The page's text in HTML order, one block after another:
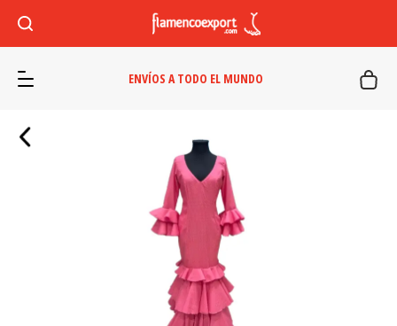
ENVÍOS A TODO EL MUNDO